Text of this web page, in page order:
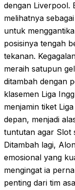
dengan Liverpool.
melihatnya
untuk
posisinya tengah
tekanan.
meraih satupun
ditambah dengan
klasemen Liga
menjamin tiket
depan, menjadi
tuntutan agar Slot
Ditambah lagi,
emosional yang
mengingat ia
penting dari tim